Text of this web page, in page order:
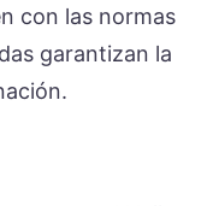
con las normas
garantizan la